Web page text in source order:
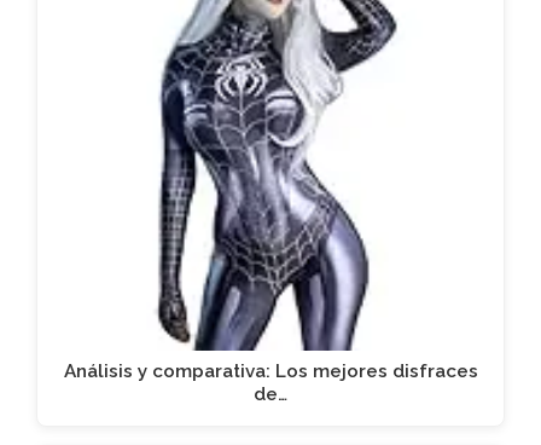
Análisis y comparativa: Los mejores disfraces
de…